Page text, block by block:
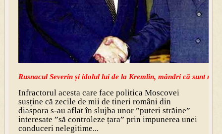
Rusnacul Severin și idolul lui de la Kremlin, mândri că sunt
Infractorul acesta care face politica Moscovei
susține că zecile de mii de tineri români din
diaspora s-au aflat în slujba unor ”puteri străine”
interesate ”să controleze țara” prin impunerea unei
conduceri nelegitime...